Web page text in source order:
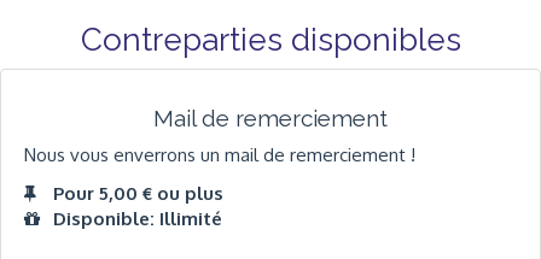
Contreparties disponibles
Mail de remerciement
Nous vous enverrons un mail de remerciement !
Pour 5,00 € ou plus
Disponible: Illimité